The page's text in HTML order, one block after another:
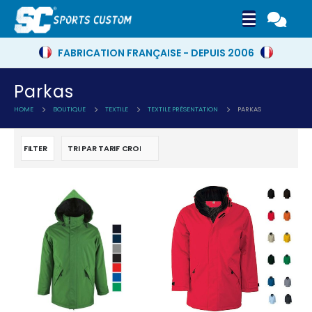
FABRICATION FRANÇAISE - DEPUIS 2006
Parkas
HOME BOUTIQUE TEXTILE TEXTILE PRÉSENTATION PARKAS
FILTER